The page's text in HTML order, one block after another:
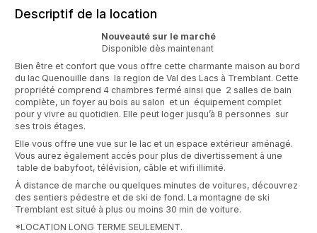
Descriptif de la location
Nouveauté sur le marché
Disponible dès maintenant
Bien être et confort que vous offre cette charmante maison au bord
du lac Quenouille dans la region de Val des Lacs à Tremblant. Cette
propriété comprend 4 chambres fermé ainsi que 2 salles de bain
complète, un foyer au bois au salon et un équipement complet
pour y vivre au quotidien. Elle peut loger jusqu’à 8 personnes sur
ses trois étages.
Elle vous offre une vue sur le lac et un espace extérieur aménagé.
Vous aurez également accès pour plus de divertissement à une
table de babyfoot, télévision, câble et wifi illimité.
À distance de marche ou quelques minutes de voitures, découvrez
des sentiers pédestre et de ski de fond. La montagne de ski
Tremblant est situé à plus ou moins 30 min de voiture.
*LOCATION LONG TERME SEULEMENT.